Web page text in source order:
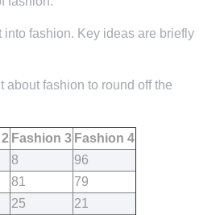
into fashion. Key ideas are briefly
about fashion to round off the
Fashion 3 Fashion 4
8
96
81
79
25
21